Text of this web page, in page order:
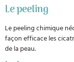
Le peeling
Le peeling chimique
façon efficace les
de la peau.